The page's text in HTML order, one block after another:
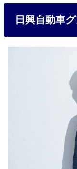
日興自動車